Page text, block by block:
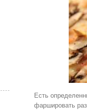
Есть
фаршировать